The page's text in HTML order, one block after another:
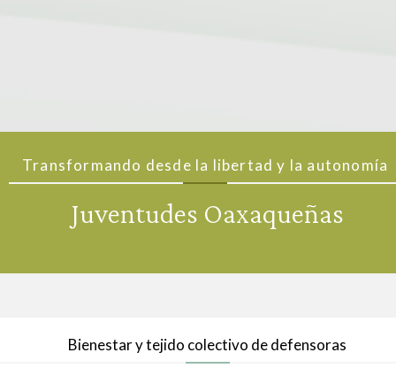
Transformando desde la libertad y la autonomía
Juventudes Oaxaqueñas
Bienestar y tejido colectivo de defensoras